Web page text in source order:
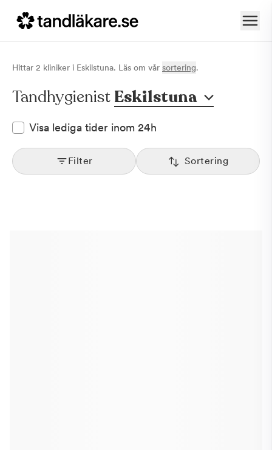
Hittar 2 kliniker i Eskilstuna. Läs om vår sortering.
Tandhygienist Eskilstuna
Visa lediga tider inom 24h
Filter Sortering